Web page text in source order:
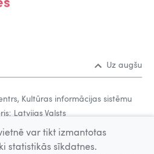
Uz augšu
Kultūras informācijas sistēmu
Latvijas Valsts
var tikt izmantotas
statistikās sīkdatnes.